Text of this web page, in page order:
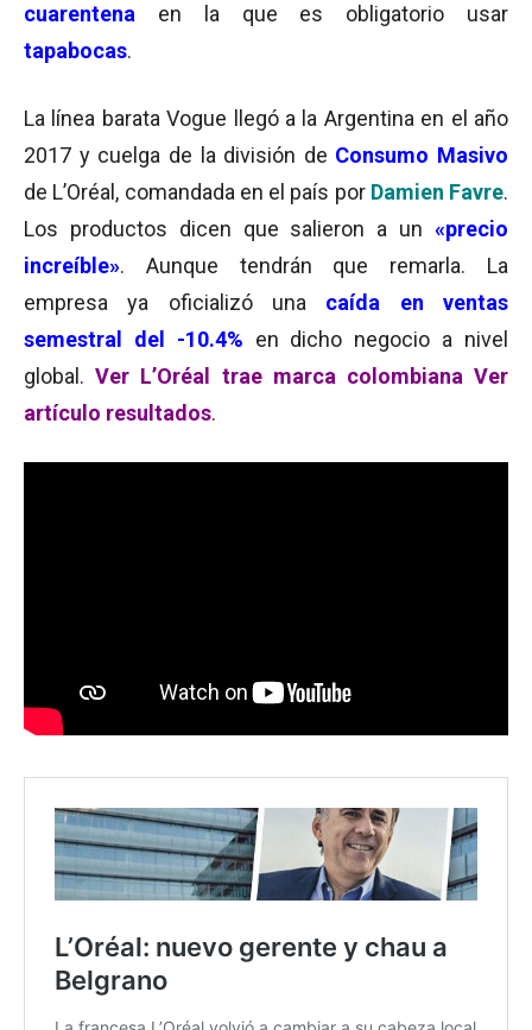
cuarentena
en la que es obligatorio usar
tapabocas.
La línea barata Vogue llegó a la Argentina en el año
2017 y cuelga de la división de Consumo Masivo
de L’Oréal, comandada en el país por Damien Favre.
Los productos dicen que salieron a un «precio
increíble». Aunque tendrán que remarla. La
empresa ya oficializó una caída en ventas
semestral del -10.4% en dicho negocio a nivel
global.Ver L’Oréal trae marca colombiana Ver
artículo resultados.